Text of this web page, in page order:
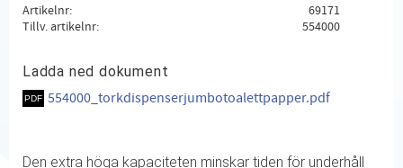
Artikelnr
69171
Tillv. artikelnr
554000
Ladda ned dokument
554000_torkdispenserjumbotoalettpapper.pdf
Den extra höga kapaciteten minskar tiden för underhåll